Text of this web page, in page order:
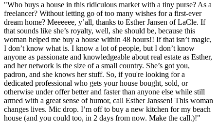
"Who buys a house in this ridiculous market with a tiny purse? As a
freelancer? Without letting go of too many wishes for a first-ever
dream home? Meeeeee, y’all, thanks to Esther Jansen of LaCle. If
that sounds like she’s royalty, well, she should be, because this
woman helped me buy a house within 48 hours!! If that isn’t magic,
I don’t know what is. I know a lot of people, but I don’t know
anyone as passionate and knowledgeable about real estate as Esther,
and her network is the size of a small country. She’s got you,
padron, and she knows her stuff. So, if you're looking for a
dedicated professional who gets your house bought, sold, or
otherwise under offer better and faster than anyone else while still
armed with a great sense of humor, call Esther Janssen! This woman
changes lives. Mic drop. I’m off to buy a new kitchen for my beach
house (and you could too, in 2 days from now. Make the call.)!"